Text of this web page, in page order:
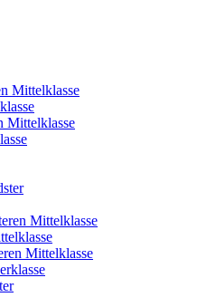
Mittelklasse
Mittelklasse
Mittelklasse
Mittelklasse